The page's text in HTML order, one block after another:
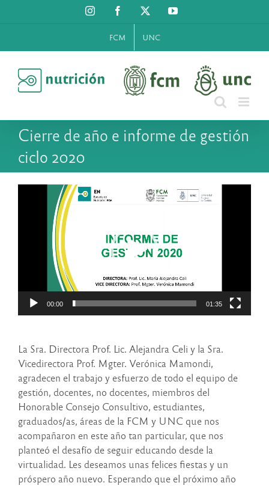
al
InstagramFacebook YouTube
FCM UNC
Cierre de año e informe de gestión
ciclo 2020
Reproductor
00:00 01:35
La Sra. Directora Prof. Lic. Alejandra Celi y la Sra.
Vicedirectora Prof. Mgter. Verónica Mamondi,
agradecen el trabajo y esfuerzo de todo el equipo de
gestión, docentes, no docentes, miembros del
Honorable Consejo Consultivo, estudiantes,
graduados/as, áreas de la FCM y UNC que nos
acompañaron en este año tan particular, que nos
planteó el desafío de seguir educando desde la
virtualidad. Les deseamos unas felices fiestas y un
próspero año nuevo. Esperando que el próximo año